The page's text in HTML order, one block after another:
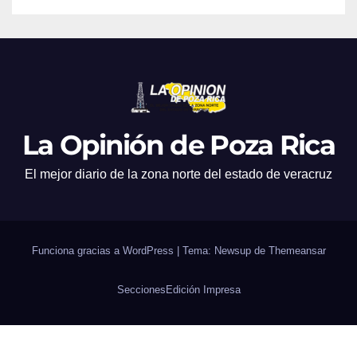
La Opinión de Poza Rica
El mejor diario de la zona norte del estado de veracruz
Funciona gracias a WordPress Tema: Newsup de Themeansar
SeccionesEdición Impresa